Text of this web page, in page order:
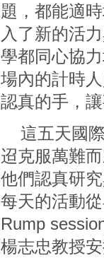
題，都能適
入了新的活
學都同心協
場內的計時
認真的手，
這五天國
迢克服萬難
他們認真研
每天的活動
Rump
楊志忠教授